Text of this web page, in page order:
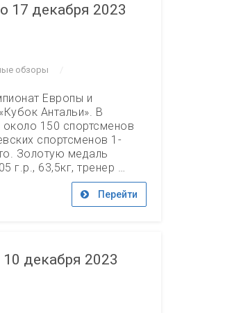
17 декабря 2023
обзоры
Европы и
Антальи». В
около 150 спортсменов
спортсменов 1-
Золотую медаль
г.р., 63,5кг, тренер …
Перейти
декабря 2023